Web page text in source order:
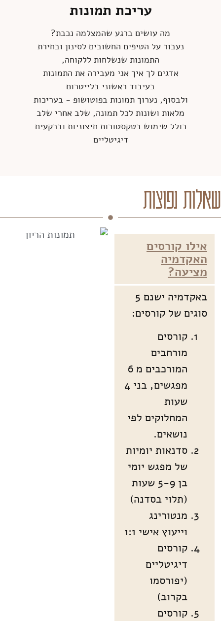
עריכת תמונות
מה עושים ברגע שהמצלמה נכבת?
נעבור על הטיפים החשובים לסינון ובחירת
התמונות שנשלחות ללקוחה,
אדגים לך איך אני מעבירה את התמונות
בעיבוד ראשוני בלייטרום
ולבסוף, נערוך תמונות בפוטושופ - בעריכות
מלאות ושונות לכל תמונה, שלב אחרי שלב
כולל שימוש בטקסטורות חיצוניות וברקעים
דיגיטליים
נפוצות
אילו קורסים
האקדמיה
מציעה?
באקדמיה ישנם 5
סוגים של קורסים:
קורסים
מורחבים
המורכבים מ 6
מפגשים, בני 4
שעות
המחלוקים לפי
נושאים.
סדנאות יומיות
של מפגש יומי
בן 5-9 שעות
(תלוי בסדנה)
מנטורינג
וייעוץ אישי 1:1
קורסים
דיגיטליים
(יפורסמו
בקרוב)
קורסים